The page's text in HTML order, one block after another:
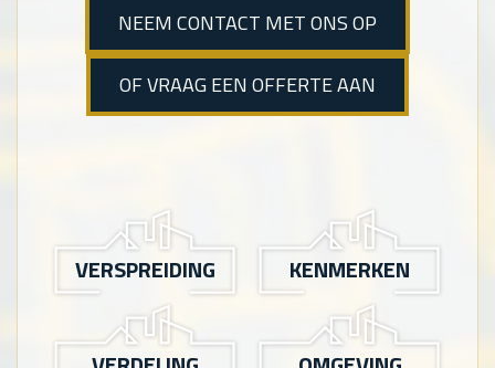
NEEM CONTACT MET ONS OP
OF VRAAG EEN OFFERTE AAN
VERSPREIDING KENMERKEN